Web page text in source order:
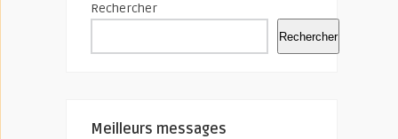
Rechercher
Rechercher
Meilleurs messages